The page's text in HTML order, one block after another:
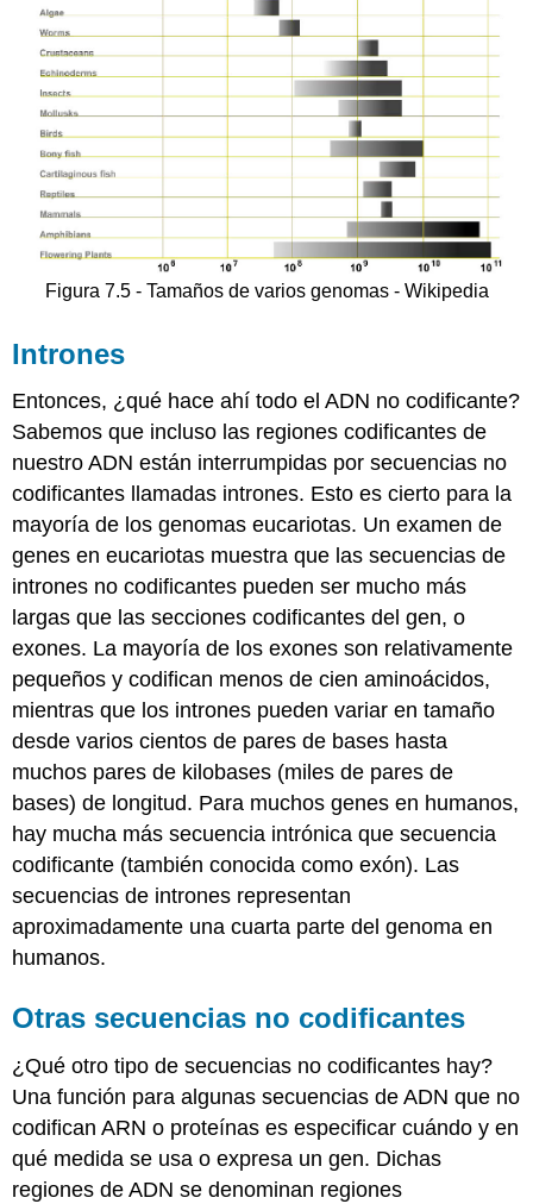
Figura 7.5 - Tamaños de varios genomas - Wikipedia
Intrones
Entonces, ¿qué hace ahí todo el ADN no codificante?
Sabemos que incluso las regiones codificantes de
nuestro ADN están interrumpidas por secuencias no
codificantes llamadas intrones. Esto es cierto para la
mayoría de los genomas eucariotas. Un examen de
genes en eucariotas muestra que las secuencias de
intrones no codificantes pueden ser mucho más
largas que las secciones codificantes del gen, o
exones. La mayoría de los exones son relativamente
pequeños y codifican menos de cien aminoácidos,
mientras que los intrones pueden variar en tamaño
desde varios cientos de pares de bases hasta
muchos pares de kilobases (miles de pares de
bases) de longitud. Para muchos genes en humanos,
hay mucha más secuencia intrónica que secuencia
codificante (también conocida como exón). Las
secuencias de intrones representan
aproximadamente una cuarta parte del genoma en
humanos.
Otras secuencias no codificantes
¿Qué otro tipo de secuencias no codificantes hay?
Una función para algunas secuencias de ADN que no
codifican ARN o proteínas es especificar cuándo y en
qué medida se usa o expresa un gen. Dichas
regiones de ADN se denominan regiones